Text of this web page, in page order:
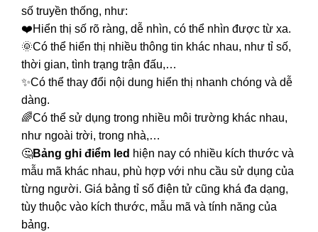
số truyền thống, như:
❤️Hiển thị số rõ ràng, dễ nhìn, có thể nhìn được từ xa.
🌞Có thể hiển thị nhiều thông tin khác nhau, như tỉ số,
thời gian, tình trạng trận đấu,…
✨Có thể thay đổi nội dung hiển thị nhanh chóng và dễ
dàng.
🌈Có thể sử dụng trong nhiều môi trường khác nhau,
như ngoài trời, trong nhà,…
🤔Bảng ghi điểm led hiện nay có nhiều kích thước và
mẫu mã khác nhau, phù hợp với nhu cầu sử dụng của
từng người. Giá bảng tỉ số điện tử cũng khá đa dạng,
tùy thuộc vào kích thước, mẫu mã và tính năng của
bảng.